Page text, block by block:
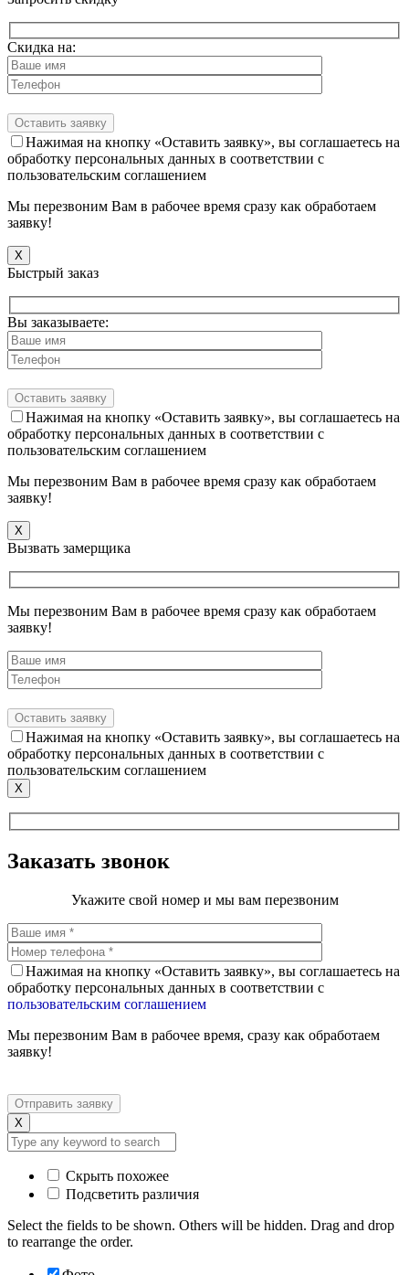
Скидка на:
Нажимая на кнопку «Оставить заявку», вы соглашаетесь на
обработку персональных данных в соответствии с
пользовательским соглашением
Мы перезвоним Вам в рабочее время сразу как обработаем
заявку!
X
Быстрый заказ
Вы заказываете:
Нажимая на кнопку «Оставить заявку», вы соглашаетесь на
обработку персональных данных в соответствии с
пользовательским соглашением
Мы перезвоним Вам в рабочее время сразу как обработаем
заявку!
X
Вызвать замерщика
Мы перезвоним Вам в рабочее время сразу как обработаем
заявку!
Нажимая на кнопку «Оставить заявку», вы соглашаетесь на
обработку персональных данных в соответствии с
пользовательским соглашением
X
Заказать звонок
Укажите свой номер и мы вам перезвоним
Нажимая на кнопку «Оставить заявку», вы соглашаетесь на
обработку персональных данных в соответствии с
пользовательским соглашением
Мы перезвоним Вам в рабочее время, сразу как обработаем
заявку!
X
Скрыть похожее
Подсветить различия
Select the fields to be shown. Others will be hidden. Drag and drop
to rearrange the order.